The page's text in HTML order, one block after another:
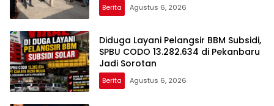
Berita Agustus 6, 2026
Diduga Layani Pelangsir BBM Subsidi,
SPBU CODO 13.282.634 di Pekanbaru
Jadi Sorotan
Berita Agustus 6, 2026